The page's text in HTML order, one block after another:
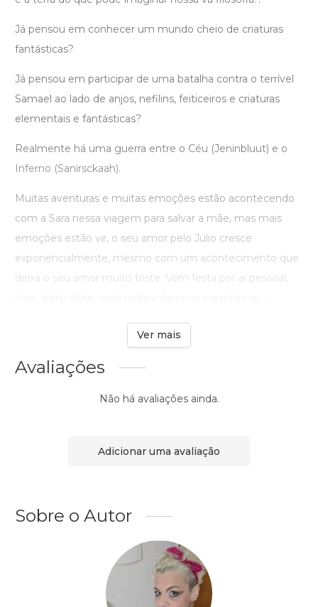
Já pensou em conhecer um mundo cheio de criaturas
fantásticas?
Já pensou em participar de uma batalha contra o terrível
Samael ao lado de anjos, nefilins, feiticeiros e criaturas
elementais e fantásticas?
Realmente há uma guerra entre o Céu (Jeninbluut) e o
Inferno (Sanirsckaah).
Muitas aventuras e muitas emoções estão acontecendo
com a Sara nessa viagem para salvar a mãe, mas mais
emoções estão vir, o seu amor pelo Júlio cresce
exponencialmente, mesmo com um acontecimento que
deixa o seu amor muito triste. Vem festa por aí pessoal,
Ver mais
Avaliações
Não há avaliações ainda.
Adicionar uma avaliação
Sobre o Autor